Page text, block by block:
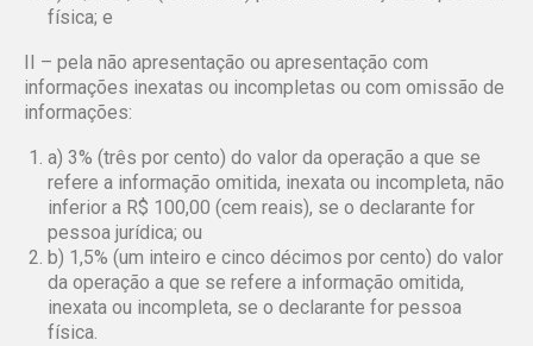
física; e
II – pela não apresentação ou apresentação com
informações inexatas ou incompletas ou com omissão de
informações:
a) 3% (três por cento) do valor da operação a que se
refere a informação omitida, inexata ou incompleta, não
inferior a R$ 100,00 (cem reais), se o declarante for
pessoa jurídica; ou
b) 1,5% (um inteiro e cinco décimos por cento) do valor
da operação a que se refere a informação omitida,
inexata ou incompleta, se o declarante for pessoa
física.